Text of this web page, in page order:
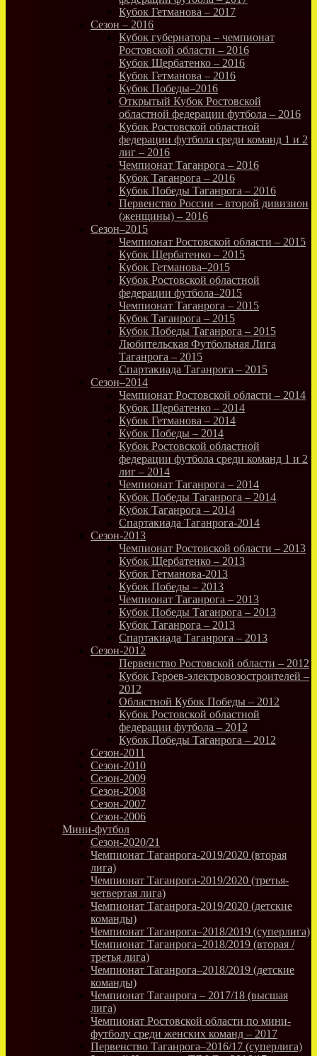
Кубок Гетманова – 2017
Сезон – 2016
Кубок губернатора – чемпионат
Ростовской области – 2016
Кубок Щербатенко – 2016
Кубок Гетманова – 2016
Кубок Победы–2016
Открытый Кубок Ростовской
областной федерации футбола – 2016
Кубок Ростовской областной
федерации футбола среди команд 1 и 2
лиг – 2016
Чемпионат Таганрога – 2016
Кубок Таганрога – 2016
Кубок Победы Таганрога – 2016
Первенство России – второй дивизион
(женщины) – 2016
Сезон–2015
Чемпионат Ростовской области – 2015
Кубок Щербатенко – 2015
Кубок Гетманова–2015
Кубок Ростовской областной
федерации футбола–2015
Чемпионат Таганрога – 2015
Кубок Таганрога – 2015
Кубок Победы Таганрога – 2015
Любительская Футбольная Лига
Таганрога – 2015
Спартакиада Таганрога – 2015
Сезон–2014
Чемпионат Ростовской области – 2014
Кубок Щербатенко – 2014
Кубок Гетманова – 2014
Кубок Победы – 2014
Кубок Ростовской областной
федерации футбола среди команд 1 и 2
лиг – 2014
Чемпионат Таганрога – 2014
Кубок Победы Таганрога – 2014
Кубок Таганрога – 2014
Спартакиада Таганрога-2014
Сезон-2013
Чемпионат Ростовской области – 2013
Кубок Щербатенко – 2013
Кубок Гетманова-2013
Кубок Победы – 2013
Чемпионат Таганрога – 2013
Кубок Победы Таганрога – 2013
Кубок Таганрога – 2013
Спартакиада Таганрога – 2013
Сезон-2012
Первенство Ростовской области – 2012
Кубок Героев-электровозостроителей –
2012
Областной Кубок Победы – 2012
Кубок Ростовской областной
федерации футбола – 2012
Кубок Победы Таганрога – 2012
Сезон-2011
Сезон-2010
Сезон-2009
Сезон-2008
Сезон-2007
Сезон-2006
Мини-футбол
Сезон-2020/21
Чемпионат Таганрога-2019/2020 (вторая
лига)
Чемпионат Таганрога-2019/2020 (третья-
четвертая лига)
Чемпионат Таганрога-2019/2020 (детские
команды)
Чемпионат Таганрога–2018/2019 (суперлига)
Чемпионат Таганрога–2018/2019 (вторая /
третья лига)
Чемпионат Таганрога–2018/2019 (детские
команды)
Чемпионат Таганрога – 2017/18 (высшая
лига)
Чемпионат Ростовской области по мини-
футболу среди женских команд – 2017
Первенство Таганрога–2016/17 (суперлига)